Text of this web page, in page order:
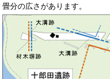
畳分の広さがあります。